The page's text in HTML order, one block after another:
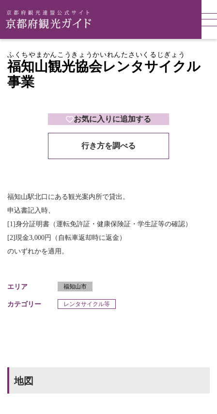
福知山観光協会レンタサイクル
事業
ふくちやまかんこうきょうかいれんたさいくるじぎょう
お気に入りに追加する
行き方を調べる
福知山駅北口にある観光案内所で貸出。
申込書記入時、
[1]身分証明書（運転免許証・健康保険証・学生証等の確認）
[2]現金3,000円（自転車返却時に返金）
のいずれかを適用。
エリア 福知山市
カテゴリー レンタサイクル等
地図